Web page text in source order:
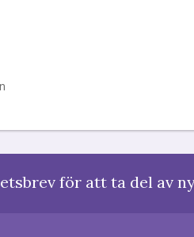
för att ta del av